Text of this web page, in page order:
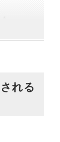
れる